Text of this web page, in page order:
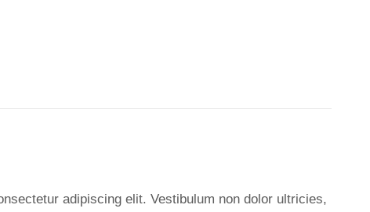
adipiscing elit. Vestibulum non dolor ultricies,